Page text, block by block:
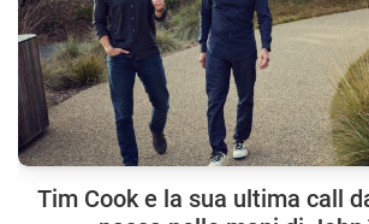
Tim Cook e la sua ultima call